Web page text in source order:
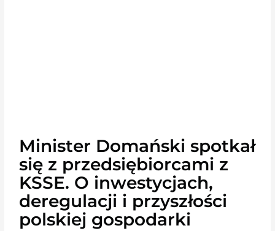
Minister Domański spotkał
się z przedsiębiorcami z
KSSE. O inwestycjach,
deregulacji i przyszłości
polskiej gospodarki